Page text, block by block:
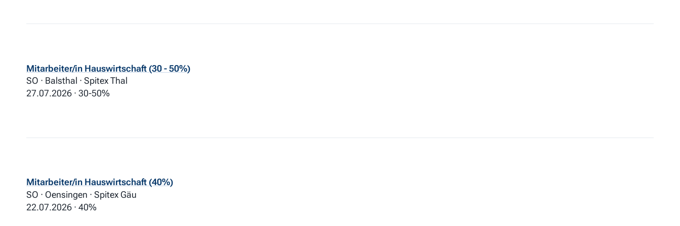
Mitarbeiter/in Hauswirtschaft (30 - 50%)
SO · Balsthal · Spitex Thal
27.07.2026
30-50%
Mitarbeiter/in Hauswirtschaft (40%)
SO · Oensingen · Spitex Gäu
22.07.2026
40%